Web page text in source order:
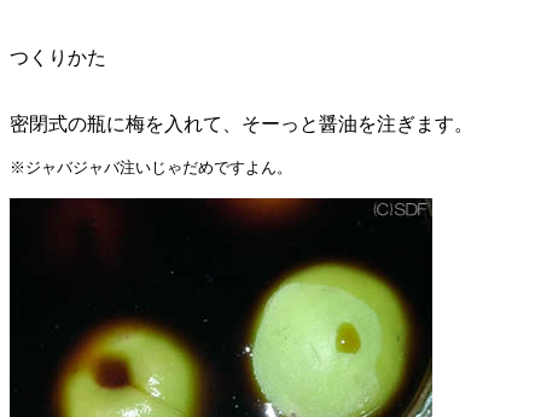
つくりかた
密閉式の瓶に梅を入れて、そーっと醤油を注ぎます。
※ジャバジャバ注いじゃだめですよん。